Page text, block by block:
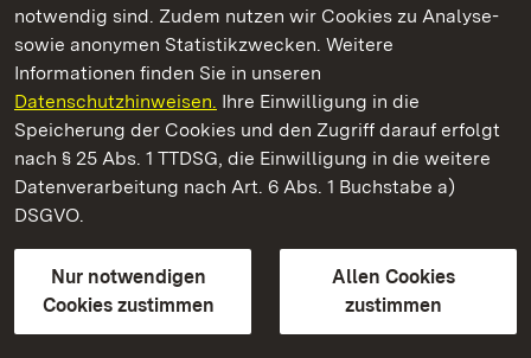
notwendig sind. Zudem nutzen wir Cookies zu Analyse-
sowie anonymen Statistikzwecken. Weitere
Informationen finden Sie in unseren
Datenschutzhinweisen. Ihre Einwilligung in die
Speicherung der Cookies und den Zugriff darauf erfolgt
nach § 25 Abs. 1 TTDSG, die Einwilligung in die weitere
Datenverarbeitung nach Art. 6 Abs. 1 Buchstabe a)
DSGVO.
Nur notwendigen
Cookies zustimmen
Allen Cookies
zustimmen
Staatliche Schlösser und Gärten Baden‑Württemberg
Staatliche Schlösser und Gärten Baden-Württemberg
Kontakt
GebärdenspracheLeichte Sprache
Erklärung zur Barrierefreiheit
BITV-konform (geprüfte Seiten)